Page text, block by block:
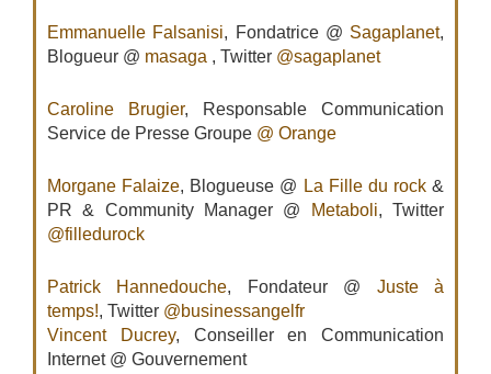
Emmanuelle Falsanisi, Fondatrice @ Sagaplanet,
Blogueur @ masaga , Twitter @sagaplanet
Caroline Brugier, Responsable Communication
Service de Presse Groupe @ Orange
Morgane Falaize, Blogueuse @ La Fille du rock&
PR & Community Manager @
Metaboli, Twitter
@filledurock
Patrick Hannedouche, Fondateur @ Juste à
temps!, Twitter @businessangelfr
Vincent Ducrey, Conseiller en Communication
Internet @ Gouvernement